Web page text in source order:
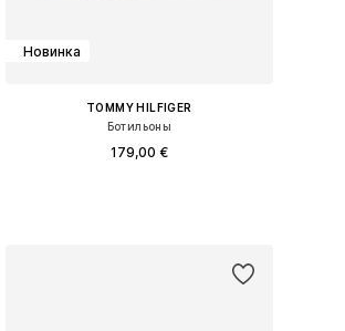
Новинка
TOMMY HILFIGER
Ботильоны
179,00 €